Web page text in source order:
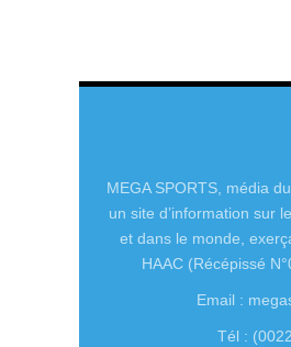
MEGA SPORTS, média
un site d’information sur
et dans le monde,
HAAC (Récépissé
Email :
Tél :